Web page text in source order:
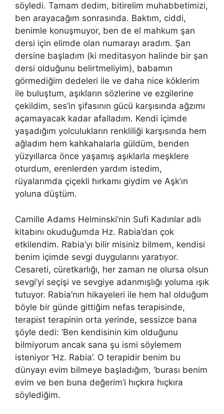
söyledi. Tamam dedim, bitirelim muhabbetimizi,
ben arayacağım sonrasında. Baktım, ciddi,
benimle konuşmuyor, ben de el mahkum şan
dersi için elimde olan numarayı aradım. Şan
dersine başladım (ki meditasyon halinde bir şan
dersi olduğunu belirtmeliyim), babamın
görmediğim dedeleri ile ve daha nice köklerim
ile buluştum, aşıkların sözlerine ve ezgilerine
çekildim, ses’in şifasının gücü karşısında ağzımı
açamayacak kadar afalladım. Kendi içimde
yaşadığım yolculukların renkliliği karşısında hem
ağladım hem kahkahalarla güldüm, benden
yüzyıllarca önce yaşamış aşıklarla meşklere
oturdum, erenlerden yardım istedim,
rüyalarımda çiçekli hırkamı giydim ve Aşk’ın
yoluna düştüm.
Camille Adams Helminski’nin Sufi Kadınlar adlı
kitabını okuduğumda Hz. Rabia’dan çok
etkilendim. Rabia’yı bilir misiniz bilmem, kendisi
benim içimde sevgi duygularını yaratıyor.
Cesareti, cüretkarlığı, her zaman ne olursa olsun
sevgi’yi seçişi ve sevgiye adanmışlığı yoluma ışık
tutuyor. Rabia’nın hikayeleri ile hem hal olduğum
böyle bir günde gittiğim nefas terapisinde,
terapist terapinin orta yerinde, sessizce bana
şöyle dedi: ‘Ben kendisinin kim olduğunu
bilmiyorum ancak sana şu ismi söylemem
isteniyor ‘Hz. Rabia’. O terapidir benim bu
dünyayı evim bilmeye başladığım, ‘burası benim
evim ve ben buna değerim’i hıçkıra hıçkıra
söylediğim.